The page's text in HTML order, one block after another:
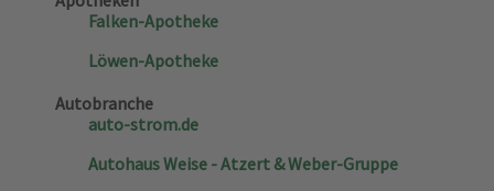
Falken-Apotheke
Löwen-Apotheke
Autobranche
auto-strom.de
Autohaus Weise - Atzert & Weber-Gruppe